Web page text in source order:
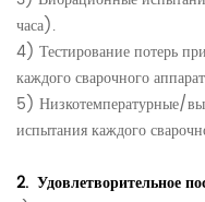
часа).
4) Тестирование потерь
каждого сварочного
5) Низкотемпературные/
испытания каждого
2. Удовлетворительное